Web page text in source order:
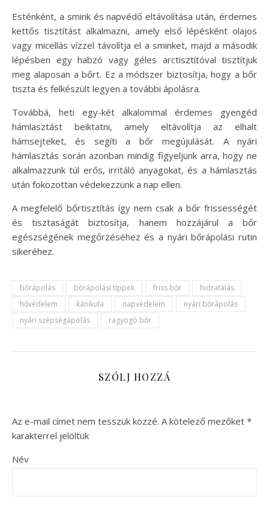
Esténként, a smink és napvédő eltávolítása után, érdemes
kettős tisztítást alkalmazni, amely első lépésként olajos
vagy micellás vízzel távolítja el a sminket, majd a második
lépésben egy habzó vagy géles arctisztítóval tisztítjuk
meg alaposan a bőrt. Ez a módszer biztosítja, hogy a bőr
tiszta és felkészült legyen a további ápolásra.
Továbbá, heti egy-két alkalommal érdemes gyengéd
hámlasztást beiktatni, amely eltávolítja az elhalt
hámsejteket, és segíti a bőr megújulását. A nyári
hámlasztás során azonban mindig figyeljünk arra, hogy ne
alkalmazzunk túl erős, irritáló anyagokat, és a hámlasztás
után fokozottan védekezzünk a nap ellen.
A megfelelő bőrtisztítás így nem csak a bőr frissességét
és tisztaságát biztosítja, hanem hozzájárul a bőr
egészségének megőrzéséhez és a nyári bőrápolási rutin
sikeréhez.
bőrápolás bőrápolási tippek friss bőr
hidratálás
hővédelem
kánikula napvédelem
nyári bőrápolás
nyári szépségápolás
ragyogó bőr
SZÓLJ HOZZÁ
Az e-mail címet nem tesszük közzé. A kötelező mezőket *
karakterrel jelöltük
Név